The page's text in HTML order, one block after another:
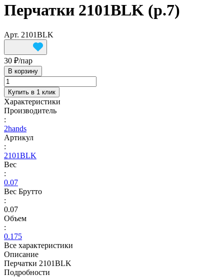
Перчатки 2101BLK (р.7)
Арт. 2101BLK
30 ₽/пар
В корзину
Купить в 1 клик
Характеристики
Производитель
:
2hands
Артикул
:
2101BLK
Вес
:
0.07
Вес Брутто
:
0.07
Объем
:
0.175
Все характеристики
Описание
Перчатки 2101BLK
Подробности